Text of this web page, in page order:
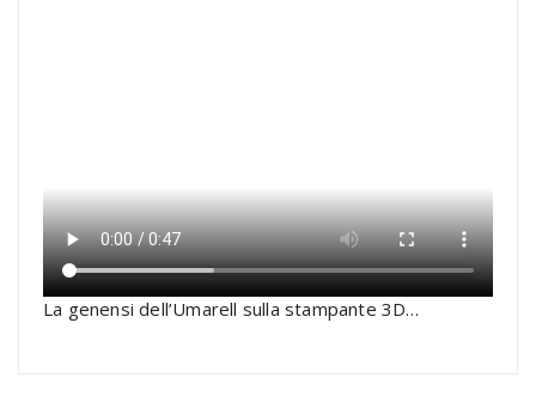
La genensi dell’Umarell sulla stampante 3D…